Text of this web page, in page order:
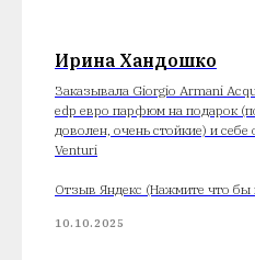
Ирина Хандошко
Заказывала Giorgio Armani
edp евро парфюм на подарок
доволен, очень стойкие) и себе
Venturi
Отзыв Яндекс (Нажмите что бы
10.10.2025